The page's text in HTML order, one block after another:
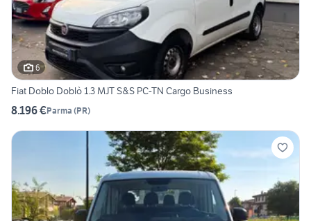
6
Fiat Doblo Doblò 1.3 MJT S&S PC-TN Cargo Business
8.196 €Parma (PR)